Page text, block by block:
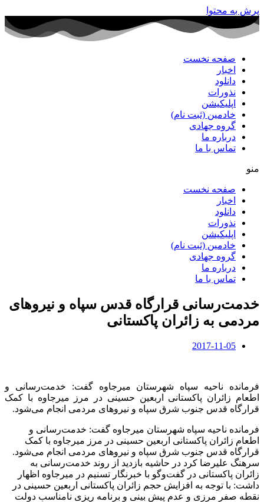
پرش به محتوا
صفحه نخست
اخبار
دانلود
نذورات
اپلیکیشن
خادمین (ثبت نام)
گروه جهادی
درباره ما
تماس با ما
منو
صفحه نخست
اخبار
دانلود
نذورات
اپلیکیشن
خادمین (ثبت نام)
گروه جهادی
درباره ما
تماس با ما
خدمت‌رسانی قرارگاه قدس سپاه و نیروهای
مردمی به زائران پاکستانی
2017-11-05
فرمانده ناحیه سپاه شهرستان میرجاوه گفت: خدمت‌رسانی و
اطعام زائران پاکستانی اربعین حسینی در مرز میرجاوه با کمک
قرارگاه قدس جنوب شرق سپاه و نیروهای مردمی انجام می‌شود.
فرمانده ناحیه سپاه شهرستان میرجاوه گفت: خدمت‌رسانی و
اطعام زائران پاکستانی اربعین حسینی در مرز میرجاوه با کمک
قرارگاه قدس جنوب شرق سپاه و نیروهای مردمی انجام می‌شود.
سرهنگ علیرضا کرد در حاشیه بازدید از روند خدمت‌رسانی به
زائران پاکستانی در گفت‌وگو با خبرنگار تسنیم در میرجاوه اظهار
داشت: با توجه به افزایش حجم زائران پاکستانی اربعین حسینی در
نقطه صفر مرزی و عدم پیش بینی و برنامه ریزی نامناسب دولت